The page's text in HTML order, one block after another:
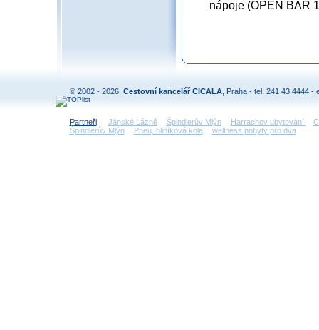
nápoje (OPEN BAR
© 2002 - 2026, Cestovní kancelář CICALA , Praha - tel: 241 43 4444 -
Partneři: Jánské Lázně Špindlerův Mlýn Harrachov ubytování
Špindlerův Mlýn
Pneu, hliníková kola wellness pobyty pro dva